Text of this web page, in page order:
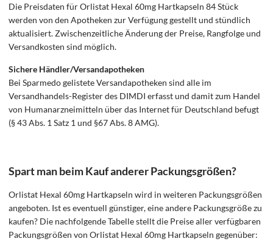
Die Preisdaten für Orlistat Hexal 60mg Hartkapseln 84 Stück
werden von den Apotheken zur Verfügung gestellt und stündlich
aktualisiert. Zwischenzeitliche Änderung der Preise, Rangfolge und
Versandkosten sind möglich.
Sichere Händler/Versandapotheken
Bei Sparmedo gelistete Versandapotheken sind alle im
Versandhandels-Register des DIMDI erfasst und damit zum Handel
von Humanarzneimitteln über das Internet für Deutschland befugt
(§ 43 Abs. 1 Satz 1 und §67 Abs. 8 AMG).
Spart man beim Kauf anderer Packungsgrößen?
Orlistat Hexal 60mg Hartkapseln wird in weiteren Packungsgrößen
angeboten. Ist es eventuell günstiger, eine andere Packungsgröße zu
kaufen? Die nachfolgende Tabelle stellt die Preise aller verfügbaren
Packungsgrößen von Orlistat Hexal 60mg Hartkapseln gegenüber: